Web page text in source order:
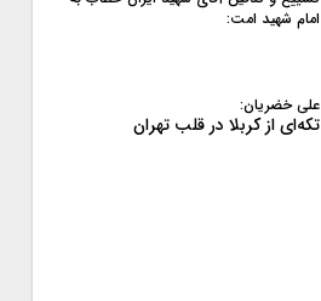
امام شهید امت:
علی خضریان:
تکه‌ای از کربلا در قلب تهران